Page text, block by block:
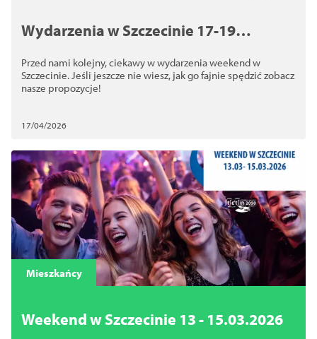
Wydarzenia w Szczecinie 17-19
Przed nami kolejny, ciekawy w wydarzenia weekend w
Szczecinie. Jeśli jeszcze nie wiesz, jak go fajnie spędzić zobacz
nasze propozycje!
17/04/2026
Mieszkańcy
Weekend w Szczecinie 13 - 15.03.2026